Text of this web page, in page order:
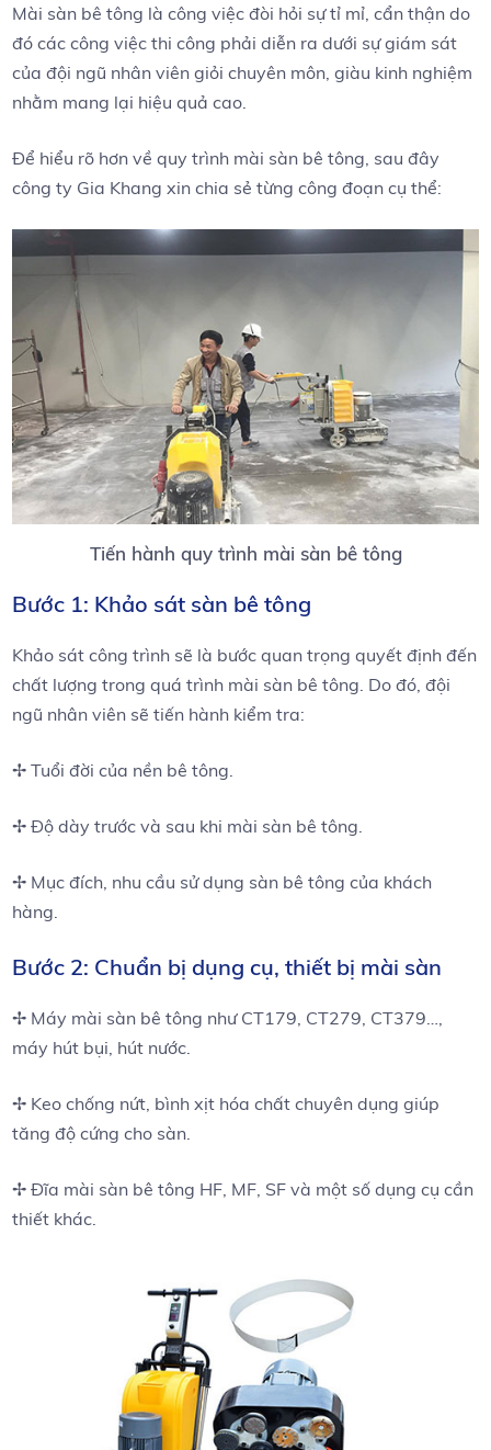
Mài sàn bê tông là công việc đòi hỏi sự tỉ mỉ, cẩn thận do
đó các công việc thi công phải diễn ra dưới sự giám sát
của đội ngũ nhân viên giỏi chuyên môn, giàu kinh nghiệm
nhằm mang lại hiệu quả cao.
Để hiểu rõ hơn về quy trình mài sàn bê tông, sau đây
công ty Gia Khang xin chia sẻ từng công đoạn cụ thể:
Tiến hành quy trình mài sàn bê tông
Bước 1: Khảo sát sàn bê tông
Khảo sát công trình sẽ là bước quan trọng quyết định đến
chất lượng trong quá trình mài sàn bê tông. Do đó, đội
ngũ nhân viên sẽ tiến hành kiểm tra:
✢ Tuổi đời của nền bê tông.
✢ Độ dày trước và sau khi mài sàn bê tông.
✢ Mục đích, nhu cầu sử dụng sàn bê tông của khách
hàng.
Bước 2: Chuẩn bị dụng cụ, thiết bị mài sàn
✢ Máy mài sàn bê tông như CT179, CT279, CT379…,
máy hút bụi, hút nước.
✢ Keo chống nứt, bình xịt hóa chất chuyên dụng giúp
tăng độ cứng cho sàn.
✢ Đĩa mài sàn bê tông HF, MF, SF và một số dụng cụ cần
thiết khác.